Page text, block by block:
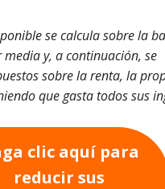
se calcula sobre la
y, a continuación, se
sobre la renta, la
que gasta todos sus
clic aquí para
reducir sus